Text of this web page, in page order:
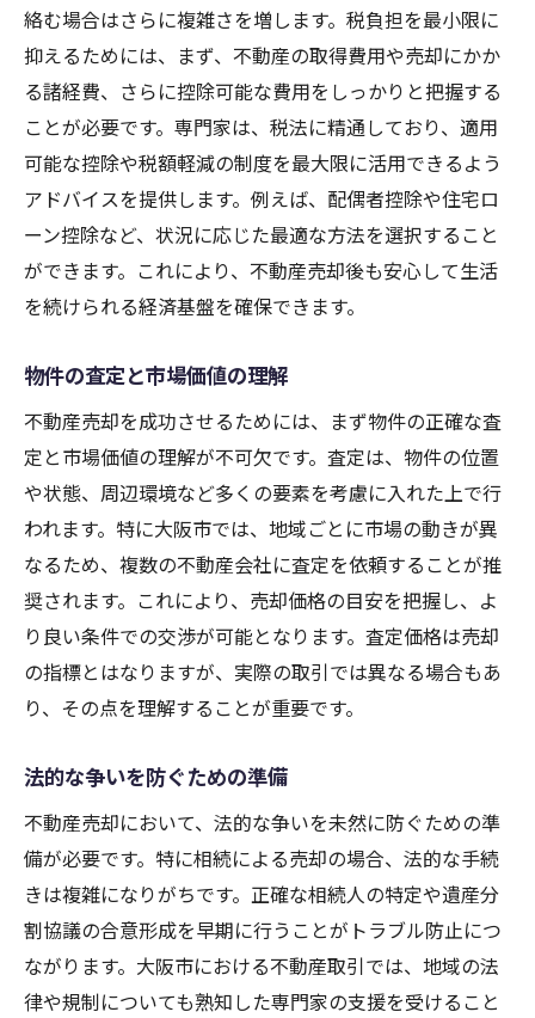
絡む場合はさらに複雑さを増します。税負担を最小限に
抑えるためには、まず、不動産の取得費用や売却にかか
る諸経費、さらに控除可能な費用をしっかりと把握する
ことが必要です。専門家は、税法に精通しており、適用
可能な控除や税額軽減の制度を最大限に活用できるよう
アドバイスを提供します。例えば、配偶者控除や住宅ロ
ーン控除など、状況に応じた最適な方法を選択すること
ができます。これにより、不動産売却後も安心して生活
を続けられる経済基盤を確保できます。
物件の査定と市場価値の理解
不動産売却を成功させるためには、まず物件の正確な査
定と市場価値の理解が不可欠です。査定は、物件の位置
や状態、周辺環境など多くの要素を考慮に入れた上で行
われます。特に大阪市では、地域ごとに市場の動きが異
なるため、複数の不動産会社に査定を依頼することが推
奨されます。これにより、売却価格の目安を把握し、よ
り良い条件での交渉が可能となります。査定価格は売却
の指標とはなりますが、実際の取引では異なる場合もあ
り、その点を理解することが重要です。
法的な争いを防ぐための準備
不動産売却において、法的な争いを未然に防ぐための準
備が必要です。特に相続による売却の場合、法的な手続
きは複雑になりがちです。正確な相続人の特定や遺産分
割協議の合意形成を早期に行うことがトラブル防止につ
ながります。大阪市における不動産取引では、地域の法
律や規制についても熟知した専門家の支援を受けること